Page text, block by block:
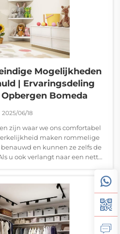
Mogelijkheden
| Ervaringsdeling
Bomeda
2025/06/18
zijn waar we ons comfortabel
maken rommelige
en kunnen ze zelfs de
u ook verlangt naar een nette,